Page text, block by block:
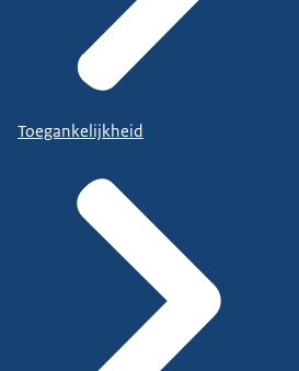
Toegankelijkheid